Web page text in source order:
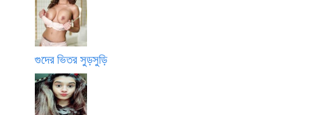
গুদের ভিতর সুড়সুড়ি